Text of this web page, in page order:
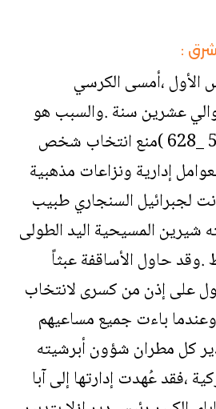
:
الأول ،أمسى الكرسي
عشرين سنة .والسبب هو
أن كسرى أبرويز(590 _628 )منع انتخاب شخص
إدارية ونزاعات مذهبية
لجبرائيل السنجاري طبيب
شيرين المسيحية اليد الطولى
.وقد حاول الأساقفة عبثاً
على إذن من كسرى لانتخاب
باءت جميع مساعيهم
كل مطران شؤون أبرشيته
،فقد عُهدت إدارتها إلى آبا